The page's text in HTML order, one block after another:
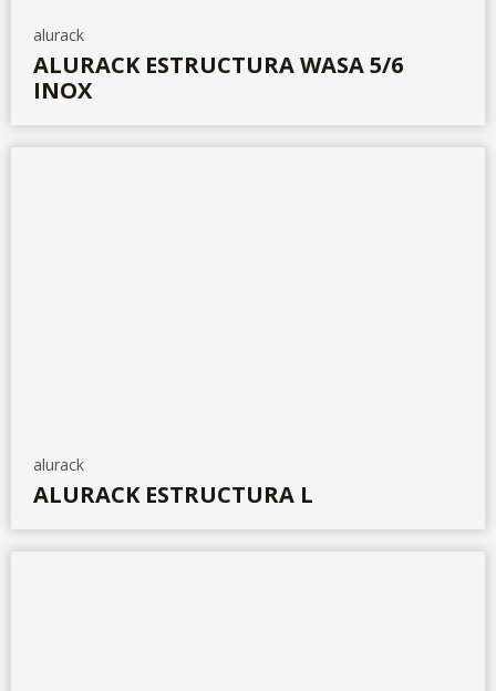
alurack
ALURACK ESTRUCTURA WASA 5/6
INOX
alurack
ALURACK ESTRUCTURA L